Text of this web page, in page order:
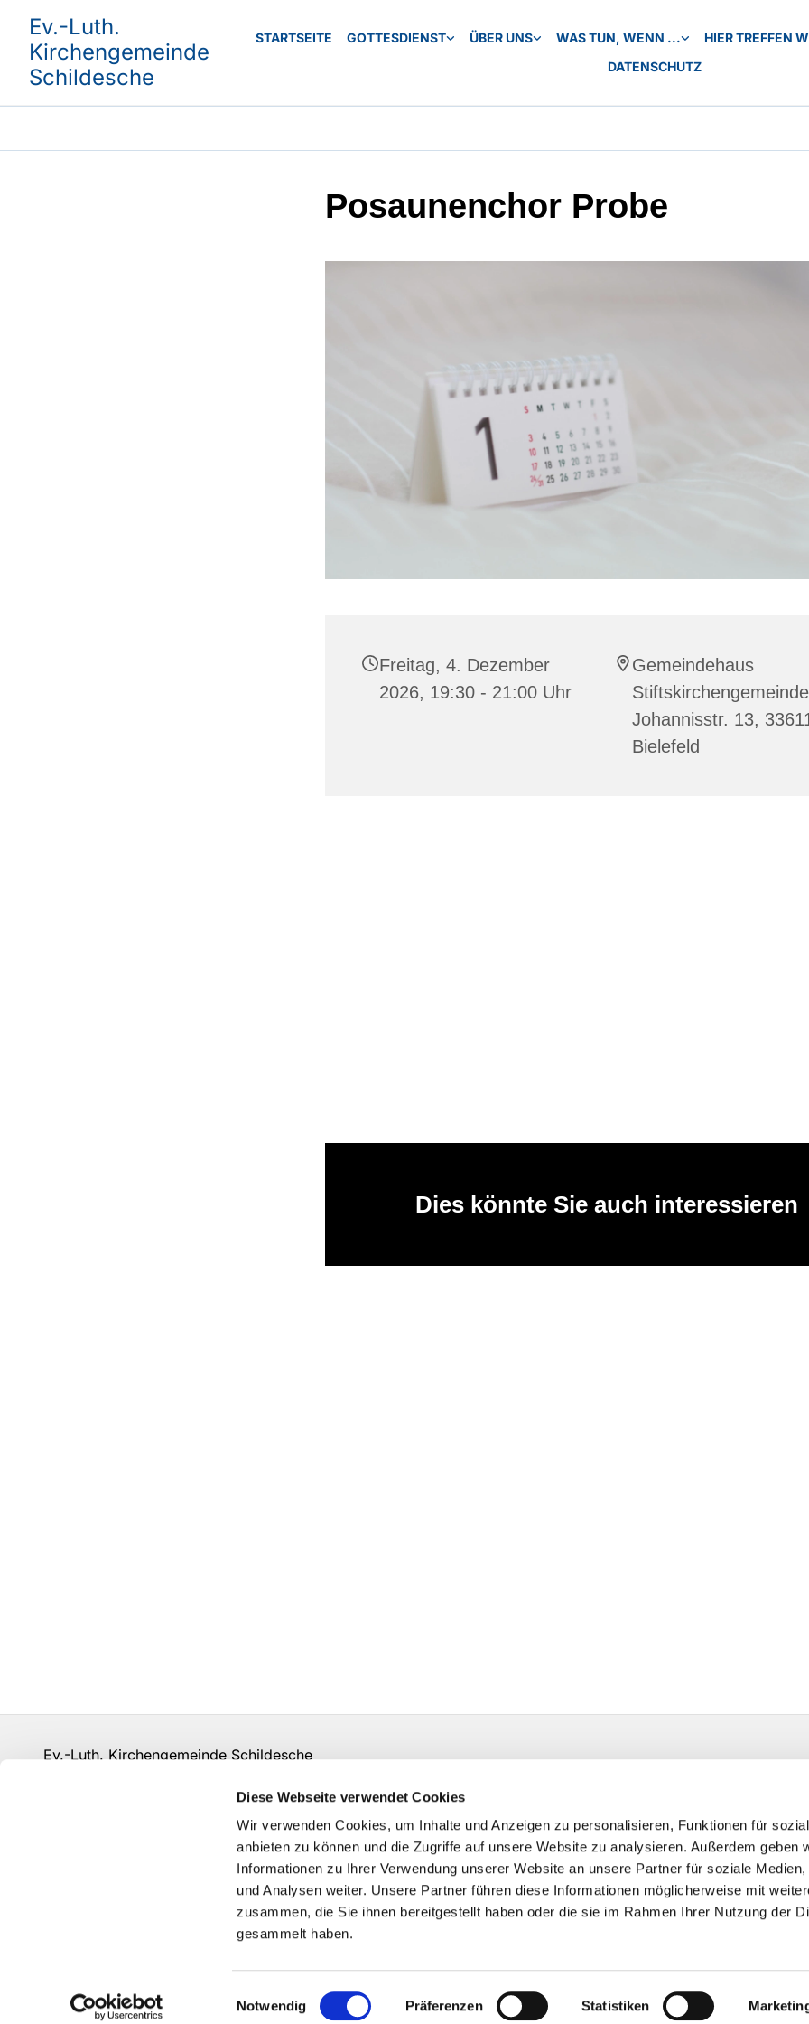
Diese Webseite verwendet Cookies
Wir verwenden Cookies, um Inhalte und Anzeigen zu personalisieren, Funktionen für
anbieten zu können und die Zugriffe auf unsere Website zu analysieren. Außerdem geben
Informationen zu Ihrer Verwendung unserer Website an unsere Partner für soziale Medien,
und Analysen weiter. Unsere Partner führen diese Informationen möglicherweise mit
zusammen, die Sie ihnen bereitgestellt haben oder die sie im Rahmen Ihrer Nutzung der
gesammelt haben.
Einwilligungsauswahl
Notwendig Präferenzen Statistiken
Ev.-Luth.
Kirchengemeinde
Schildesche
STARTSEITE GOTTESDIENST ÜBER UNS WAS TUN, WENN ...
HIER TREFFEN
DATENSCHUTZ
Posaunenchor Probe
Freitag, 4. Dezember
2026, 19:30 - 21:00 Uhr
Gemeindehaus
Johannisstr. 13,
Bielefeld
Dies könnte Sie auch interessieren
Ev.-Luth. Kirchengemeinde Schildesche